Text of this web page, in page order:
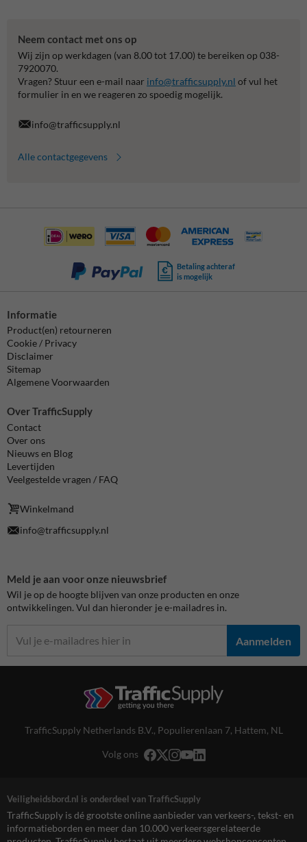
Neem contact met ons op
Wij zijn op werkdagen (van 8.00 tot 17.00) te bereiken op 038-
7920070.
Vragen? Stuur een e-mail naar info@trafficsupply.nl of vul het
formulier in en we reageren zo spoedig mogelijk.
info@trafficsupply.nl
Alle contactgegevens
Betaling achteraf
is mogelijk
Informatie
Product(en) retourneren
Cookie / Privacy
Disclaimer
Sitemap
Algemene Voorwaarden
Over TrafficSupply
Contact
Over ons
Nieuws en Blog
Levertijden
Veelgestelde vragen / FAQ
Winkelmand
info@trafficsupply.nl
Meld je aan voor onze nieuwsbrief
Wil je op de hoogte blijven van onze producten en onze
ontwikkelingen. Vul dan hieronder je e-mailadres in.
Aanmelden
TrafficSupply Netherlands B.V., Populierenlaan 7, Hattem, NL
Volg ons
Veiligheidsbord.nl is onderdeel van TrafficSupply
TrafficSupply is dé grootste online aanbieder van verkeers-, tekst- en
informatieborden en meer dan 10.000 verkeersgerelateerde